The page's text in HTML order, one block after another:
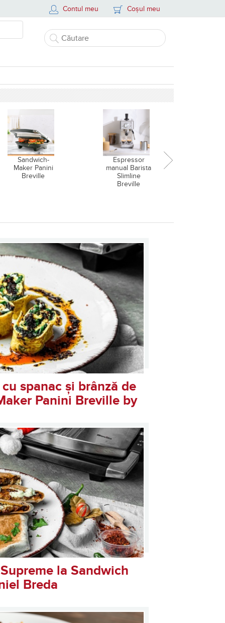
Contul meu Coșul meu
Sandwich-
Maker Panini
Breville
Espressor
manual Barista
Slimline
Breville
spanac și brânză de
Panini Breville by
la Sandwich
Breda